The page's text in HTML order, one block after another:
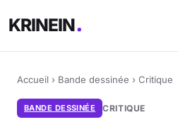
KRINEIN
Accueil › Bande dessinée › Critique
BANDE DESSINÉE CRITIQUE